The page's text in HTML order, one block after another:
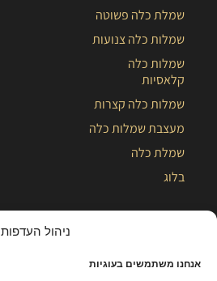
ניהול העדפות
אנחנו משתמשים בעוגיות
שמלת כלה פשוטה
שמלות כלה צנועות
שמלות כלה
קלאסיות
שמלות כלה קצרות
מעצבת שמלות כלה
שמלת כלה
בלוג